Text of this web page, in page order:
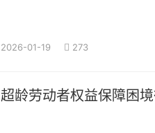
2026-01-19 273
超龄劳动者权益保障困